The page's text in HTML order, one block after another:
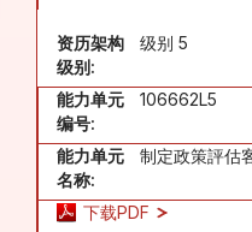
资历架构
级别:
级别 5
能力单元
编号:
106662L5
能力单元
名称:
制定政策評估
下载PDF